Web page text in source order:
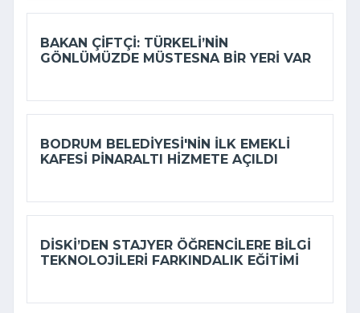
BAKAN ÇIFTÇI: TÜRKELI’NIN
GÖNLÜMÜZDE MÜSTESNA BIR YERI VAR
BODRUM BELEDIYESI'NIN ILK EMEKLI
KAFESI PINARALTI HIZMETE AÇILDI
DİSKİ’DEN STAJYER ÖĞRENCILERE BILGI
TEKNOLOJILERI FARKINDALIK EĞITIMI